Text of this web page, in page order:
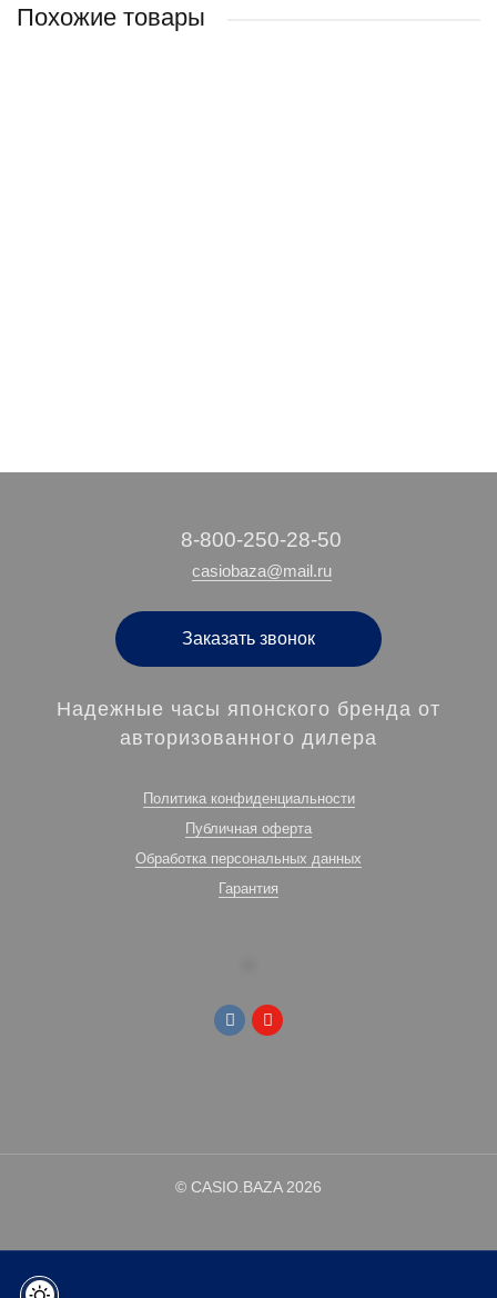
Похожие товары
‭8-800-250-28-50
casiobaza@mail.ru
Заказать звонок
Надежные часы японского бренда от
авторизованного дилера
Политика конфиденциальности
Публичная оферта
Обработка персональных данных
Гарантия
© CASIO.BAZA 2026